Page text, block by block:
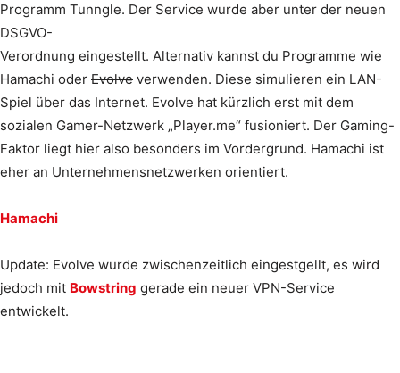
Programm Tunngle. Der Service wurde aber unter der neuen
DSGVO-
Verordnung eingestellt. Alternativ kannst du Programme wie
Hamachi oder Evolve verwenden. Diese simulieren ein LAN-
Spiel über das Internet. Evolve hat kürzlich erst mit dem
sozialen Gamer-Netzwerk „Player.me“ fusioniert. Der Gaming-
Faktor liegt hier also besonders im Vordergrund. Hamachi ist
eher an Unternehmensnetzwerken orientiert.
Hamachi
Update: Evolve wurde zwischenzeitlich eingestgellt, es wird
jedoch mit Bowstring gerade ein neuer VPN-Service
entwickelt.